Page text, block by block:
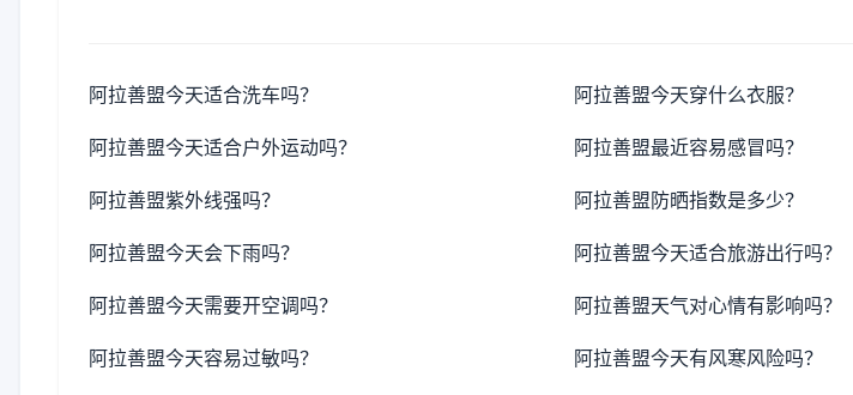
阿拉善盟今天适合洗车吗？ 阿拉善盟今天穿什么衣服？
阿拉善盟今天适合户外运动吗？ 阿拉善盟最近容易感冒吗？
阿拉善盟紫外线强吗？ 阿拉善盟防晒指数是多少？
阿拉善盟今天会下雨吗？ 阿拉善盟今天适合旅游出行吗？
阿拉善盟今天需要开空调吗？ 阿拉善盟天气对心情有影响吗？
阿拉善盟今天容易过敏吗？ 阿拉善盟今天有风寒风险吗？